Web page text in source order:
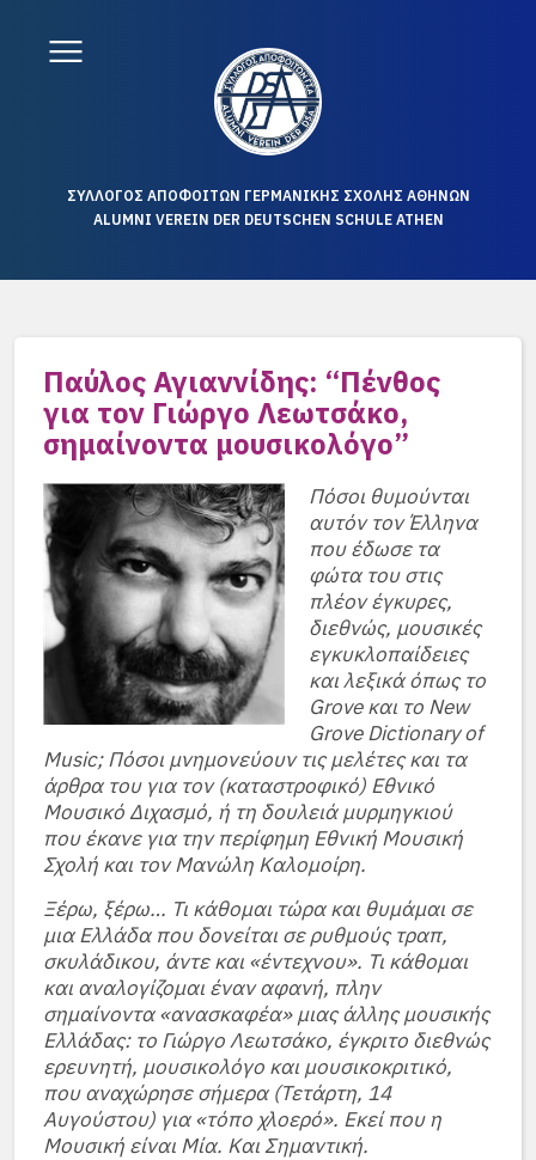
ΣΥΛΛΟΓΟΣ ΑΠΟΦΟΙΤΩΝ ΓΕΡΜΑΝΙΚΗΣ ΣΧΟΛΗΣ ΑΘΗΝΩΝ
ALUMNI VEREIN DER DEUTSCHEN SCHULE ATHEN
Παύλος Αγιαννίδης: “Πένθος
για τον Γιώργο Λεωτσάκο,
σημαίνοντα μουσικολόγο”
Πόσοι θυμούνται
αυτόν τον Έλληνα
που έδωσε τα
φώτα του στις
πλέον έγκυρες,
διεθνώς, μουσικές
εγκυκλοπαίδειες
και λεξικά όπως το
Grove και το New
Grove Dictionary of
Music; Πόσοι μνημονεύουν τις μελέτες και τα
άρθρα του για τον (καταστροφικό) Εθνικό
Μουσικό Διχασμό, ή τη δουλειά μυρμηγκιού
που έκανε για την περίφημη Εθνική Μουσική
Σχολή και τον Μανώλη Καλομοίρη.
Ξέρω, ξέρω… Τι κάθομαι τώρα και θυμάμαι σε
μια Ελλάδα που δονείται σε ρυθμούς τραπ,
σκυλάδικου, άντε και «έντεχνου». Τι κάθομαι
και αναλογίζομαι έναν αφανή, πλην
σημαίνοντα «ανασκαφέα» μιας άλλης μουσικής
Ελλάδας: το Γιώργο Λεωτσάκο, έγκριτο διεθνώς
ερευνητή, μουσικολόγο και μουσικοκριτικό,
που αναχώρησε σήμερα (Τετάρτη, 14
Αυγούστου) για «τόπο χλοερό». Εκεί που η
Μουσική είναι Μία. Και Σημαντική.